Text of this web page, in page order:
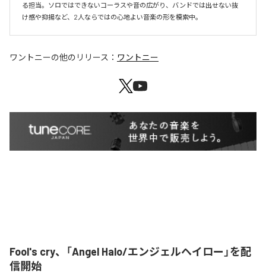
る担当。ソロではできないコーラスや音の広がり、バンドでは出せない抜
け感や抑揚など、2人ならではの心地よい音楽の形を模索中。
ワントニーの他のリリース： ワントニー
Fool's cry、「Angel Halo/エンジェルヘイロー」を配
信開始